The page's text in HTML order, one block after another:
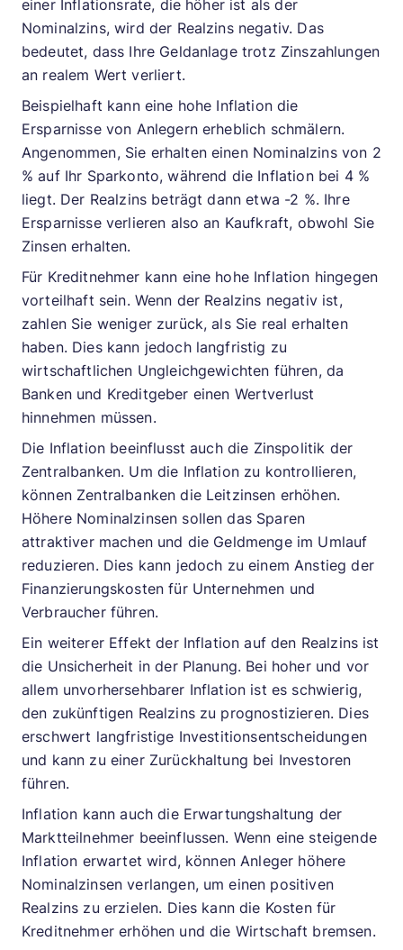
einer Inflationsrate, die höher ist als der
Nominalzins, wird der Realzins negativ. Das
bedeutet, dass Ihre Geldanlage trotz Zinszahlungen
an realem Wert verliert.
Beispielhaft kann eine hohe Inflation die
Ersparnisse von Anlegern erheblich schmälern.
Angenommen, Sie erhalten einen Nominalzins von 2
% auf Ihr Sparkonto, während die Inflation bei 4 %
liegt. Der Realzins beträgt dann etwa -2 %. Ihre
Ersparnisse verlieren also an Kaufkraft, obwohl Sie
Zinsen erhalten.
Für Kreditnehmer kann eine hohe Inflation hingegen
vorteilhaft sein. Wenn der Realzins negativ ist,
zahlen Sie weniger zurück, als Sie real erhalten
haben. Dies kann jedoch langfristig zu
wirtschaftlichen Ungleichgewichten führen, da
Banken und Kreditgeber einen Wertverlust
hinnehmen müssen.
Die Inflation beeinflusst auch die Zinspolitik der
Zentralbanken. Um die Inflation zu kontrollieren,
können Zentralbanken die Leitzinsen erhöhen.
Höhere Nominalzinsen sollen das Sparen
attraktiver machen und die Geldmenge im Umlauf
reduzieren. Dies kann jedoch zu einem Anstieg der
Finanzierungskosten für Unternehmen und
Verbraucher führen.
Ein weiterer Effekt der Inflation auf den Realzins ist
die Unsicherheit in der Planung. Bei hoher und vor
allem unvorhersehbarer Inflation ist es schwierig,
den zukünftigen Realzins zu prognostizieren. Dies
erschwert langfristige Investitionsentscheidungen
und kann zu einer Zurückhaltung bei Investoren
führen.
Inflation kann auch die Erwartungshaltung der
Marktteilnehmer beeinflussen. Wenn eine steigende
Inflation erwartet wird, können Anleger höhere
Nominalzinsen verlangen, um einen positiven
Realzins zu erzielen. Dies kann die Kosten für
Kreditnehmer erhöhen und die Wirtschaft bremsen.